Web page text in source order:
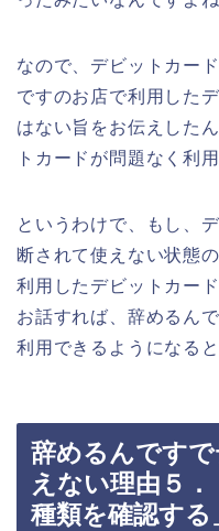
なので、デビットカー
ですのお店で利用した
はない旨をお伝えした
トカードが問題なく利
というわけで、もし、
断されて使えない状態
利用したデビットカー
お話すれば、辞めるん
利用できるようになる
辞めるんです
えない理由５
種類を確認する